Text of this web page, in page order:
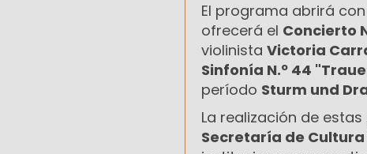
El programa abrirá
ofrecerá el Concierto
violinista Victoria
Sinfonía N.º 44
período Sturm und
La realización de
Secretaría de Cultura